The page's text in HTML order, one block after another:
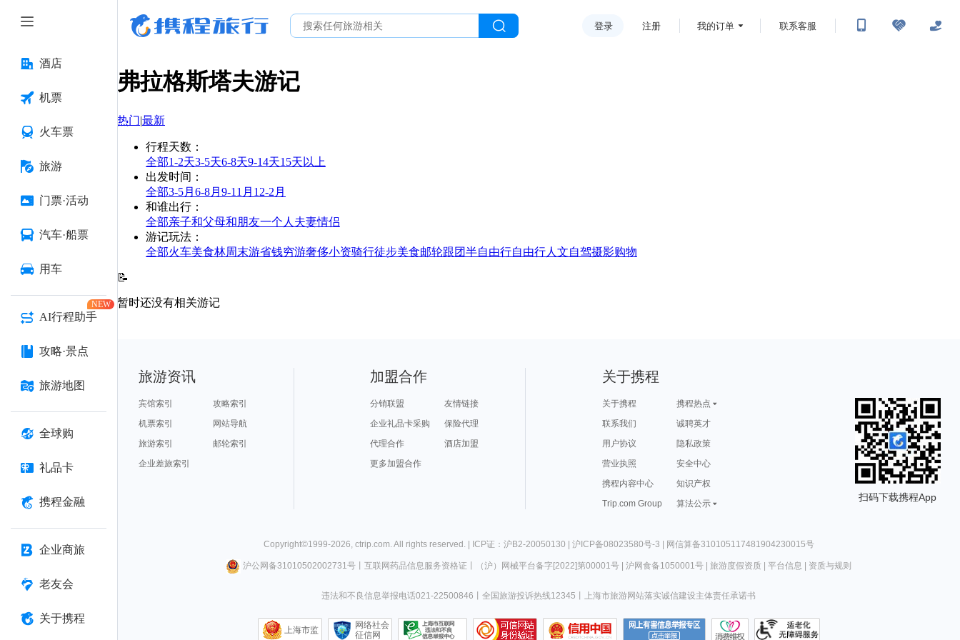
酒店
机票
火车票
旅游
门票·活动
汽车·船票
用车
AI行程助手
NEW
攻略·景点
旅游地图
全球购
礼品卡
携程金融
企业商旅
老友会
关于携程
登录 注册 我的订单 联系客服
弗拉格斯塔夫游记
热门|最新
行程天数 ：
全部1-2天3-5天6-8天9-14天15天以上
出发时间 ：
全部3-5月 6-8月 9-11月 12-2月
和谁出行 ：
全部亲子和父母和朋友一个人 夫妻情侣
游记玩法 ：
全部火车美食林周末游省钱穷游奢侈小资骑行徒步美食邮轮跟团半自由行自由行人文自驾摄影购物
📝
暂时还没有相关游记
旅游资讯
宾馆索引
攻略索引
机票索引
网站导航
旅游索引
邮轮索引
企业差旅索引
加盟合作
分销联盟
友情链接
企业礼品卡采购
保险代理
代理合作
酒店加盟
更多加盟合作
关于携程
关于携程
携程热点
联系我们
诚聘英才
用户协议
隐私政策
营业执照
安全中心
携程内容中心
知识产权
Trip.com Group
算法公示
扫码下载携程App
Copyright©1999-2026, ctrip.com. All rights reserved. | ICP证：沪B2-20050130 | 沪ICP备08023580号-3 | 网信算备310105117481904230015号
沪公网备31010502002731号丨 互联网药品信息服务资格证 （沪）网械平台备字[2022]第00001号| 沪网食备1050001号| 旅游度假资质| 平台信息 资质与规则
违法和不良信息举报电话021-22500846 全国旅游投诉热线12345 上海市旅游网站落实诚信建设主体责任承诺书
上海市监
网络社会
征信网